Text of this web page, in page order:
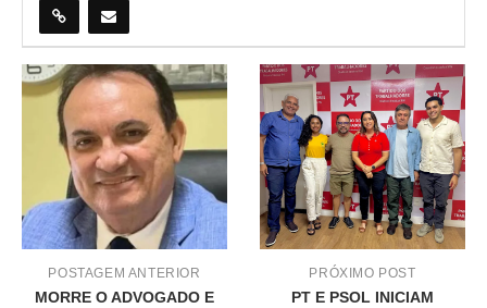
POSTAGEM ANTERIOR
MORRE O ADVOGADO E
PRÓXIMO POST
PT E PSOL INICIAM